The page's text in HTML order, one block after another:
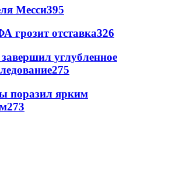
Месси395
грозит отставка326
углубленное
275
поразил ярким
273